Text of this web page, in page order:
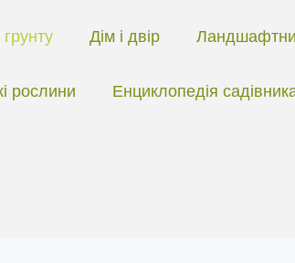
Дім і двір
рослини Енциклопедія